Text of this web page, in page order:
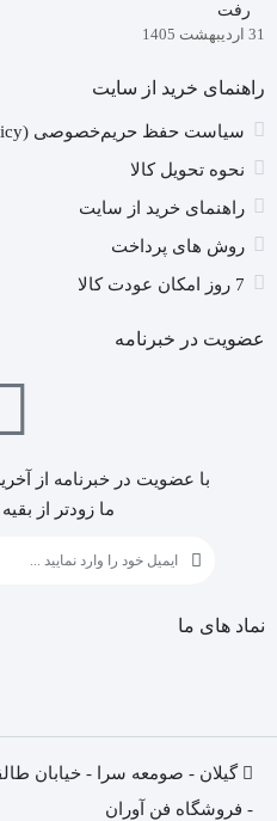
رفت
31 اردیبهشت 1405
راهنمای خرید از سایت
سیاست حفظ حریم‌خصوصی (Privacy policy)
نحوه تحویل کالا
راهنمای خرید از سایت
روش های پرداخت
7 روز امکان عودت کالا
عضویت در خبرنامه
با عضویت در خبرنامه از
ما زودتر از
نماد های ما
گیلان - صومعه سرا - خیابان
- فروشگاه فن آوران